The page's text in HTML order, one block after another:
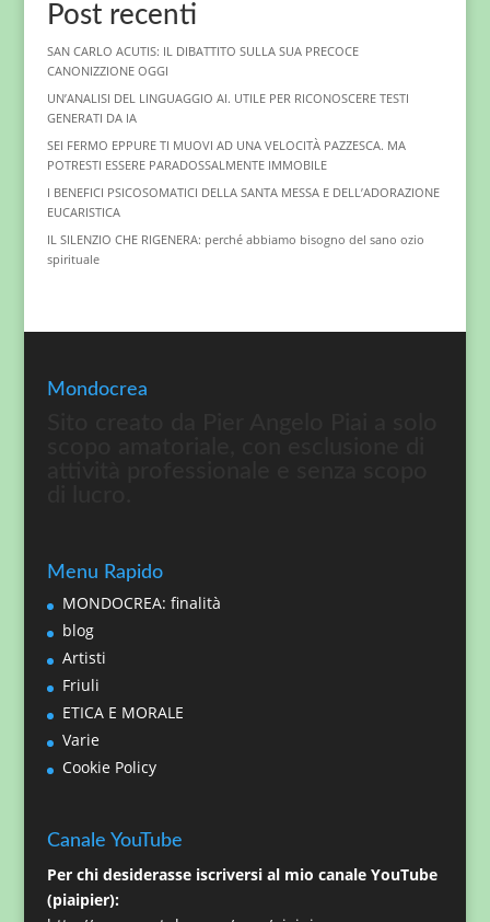
Post recenti
SAN CARLO ACUTIS: IL DIBATTITO SULLA SUA PRECOCE
CANONIZZIONE OGGI
UN’ANALISI DEL LINGUAGGIO AI. UTILE PER RICONOSCERE TESTI
GENERATI DA IA
SEI FERMO EPPURE TI MUOVI AD UNA VELOCITÀ PAZZESCA. MA
POTRESTI ESSERE PARADOSSALMENTE IMMOBILE
I BENEFICI PSICOSOMATICI DELLA SANTA MESSA E DELL’ADORAZIONE
EUCARISTICA
IL SILENZIO CHE RIGENERA: perché abbiamo bisogno del sano ozio
spirituale
Mondocrea
Menu Rapido
MONDOCREA: finalità
blog
Artisti
Friuli
ETICA E MORALE
Varie
Cookie Policy
Canale YouTube
Per chi desiderasse iscriversi al mio canale YouTube
(piaipier):